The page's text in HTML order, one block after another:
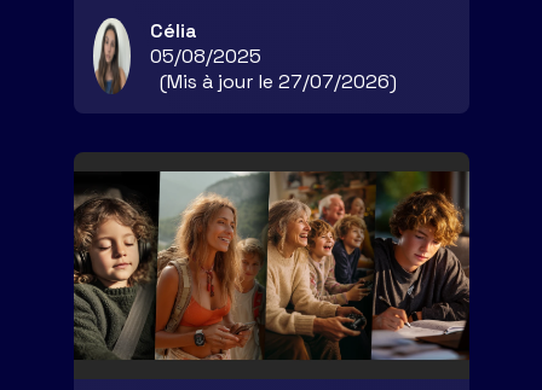
Célia
05/08/2025
(Mis à jour le 27/07/2026)